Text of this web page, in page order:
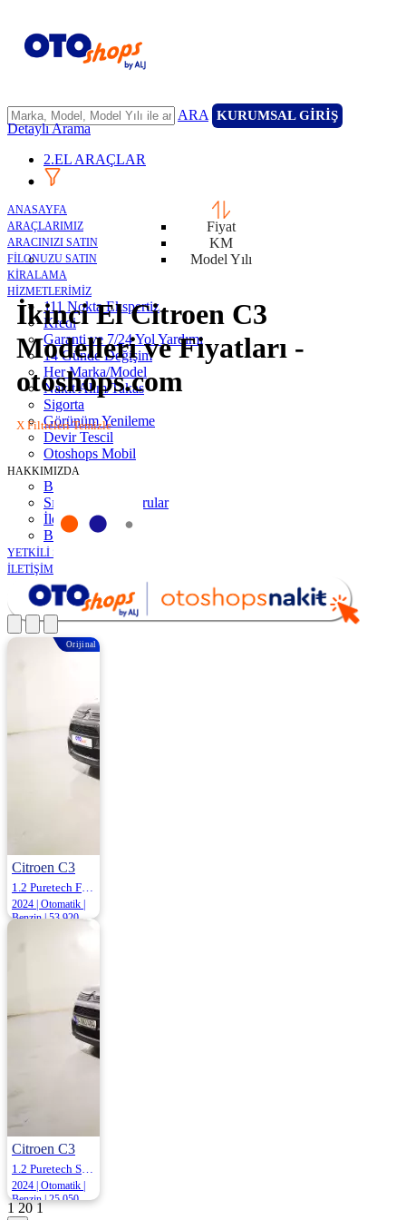
ARA KURUMSAL GİRİŞ
ANASAYFA
ARAÇLARIMIZ
ARACINIZI SATIN
FİLONUZU SATIN
KİRALAMA
HİZMETLERİMİZ
111 Nokta Ekspertiz
Kredi
Garanti ve 7/24 Yol Yardımı
14 Günde Değişim
Her Marka/Model
Nakit Alım/Takas
Sigorta
Görünüm Yenileme
Devir Tescil
Otoshops Mobil
HAKKIMIZDA
Biz Kimiz
Sıkça Sorulan Sorular
İletişim
Basın Odası
YETKİLİ SATICILAR
İLETİŞİM
Detaylı Arama
2.EL ARAÇLAR
Fiyat
KM
Model Yılı
İkinci El Citroen C3
Modelleri ve Fiyatları -
otoshops.com
X Filtreleri Temizle
Orijinal
Citroen C3
2024 | Otomatik |
Benzin | 53.920
Citroen C3
2024 | Otomatik |
Benzin | 25.050
Km
1 20 1